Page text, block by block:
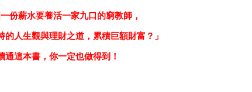
一份薪水要養活一家九口的窮教師，
的人生觀與理財之道，累積巨額財富？」
通這本書，你一定也做得到！